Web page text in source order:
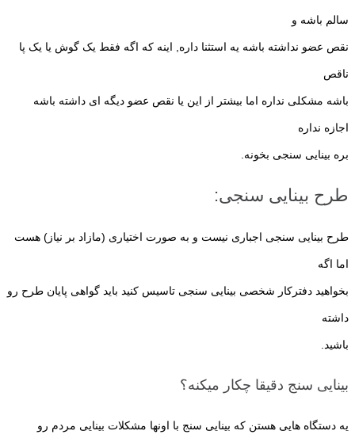
سالم باشه و
نقص عضو نداشته باشه یه استثنا داره, اینه که اگه فقط یک گوش یا یک پا
ناقص
باشه مشکلی نداره اما بیشتر از این یا نقص عضو دیگه ای داشته باشه
اجازه نداره
بره بینایی سنجی بخونه.
طرح بینایی سنجی:
طرح بینایی سنجی اجباری نیست و به صورت اختیاری (مازاد بر نیاز) هست
اما اگه
بخواهید دفترکار شخصی بینایی سنجی تاسیس کنید باید گواهی پایان طرح رو
داشته
باشید.
بینایی سنج دقیقا چکار میکنه؟
یه دستگاه هایی هستن که بینایی سنج با اونها مشکلات بینایی مردم رو